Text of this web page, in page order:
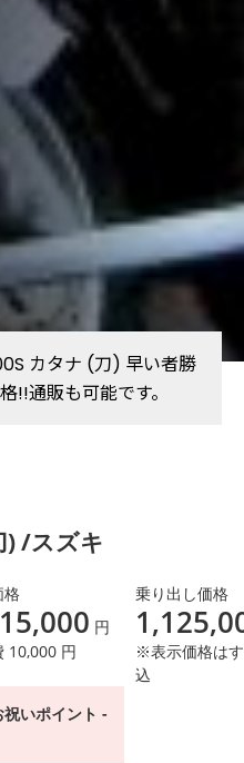
カタナ (刀) 早い者勝
!!通販も可能です。
) /スズキ
格
円
乗り出し価格
10,000 円
※表示価格は
込
いポイント -